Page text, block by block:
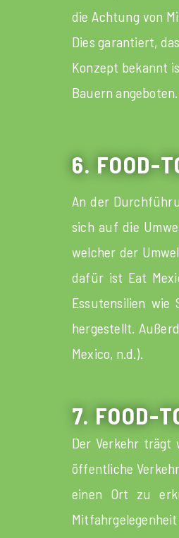
die Achtung von
Dies garantiert,
Konzept bekannt
Bauern
6. FOOD-
An der
sich auf die
welcher der
dafür ist Eat
Essutensilien wie
hergestellt.
Mexico, n.d.).
7. FOOD-
Der Verkehr trägt
öffentliche
einen Ort zu